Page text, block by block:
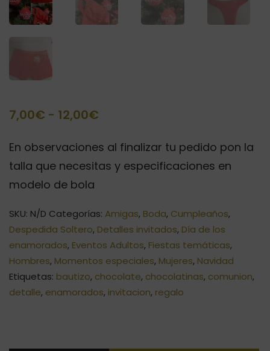
7,00€ - 12,00€
precios:
desde
hasta
12,00€
En observaciones al finalizar tu pedido pon la
talla que necesitas y especificaciones en
modelo de bola
SKU: N/D Categorías: Amigas, Boda, Cumpleaños,
Despedida Soltero, Detalles invitados, Día de los
enamorados, Eventos Adultos, Fiestas temáticas,
Hombres, Momentos especiales, Mujeres, Navidad
Etiquetas: bautizo, chocolate, chocolatinas, comunion,
detalle, enamorados, invitacion, regalo